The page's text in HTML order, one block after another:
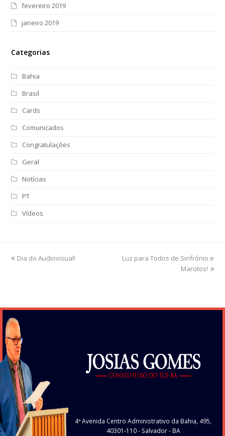
fevereiro 2019
janeiro 2019
Categorias
Bahia
Brasil
Cards
Comunicados
Congratulações
Geral
Notícias
PT
Vídeos
previous
Dia do Audiovisual!
next
Luz para Todos de Sinfrônio e
Marotos!
4ª Avenida Centro Administrativo da Bahia, 495,
40301-110- Salvador - BA